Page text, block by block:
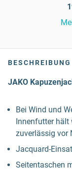
BESCHREIBUNG
JAKO
Bei Wind und
Innenfutter hält
zuverlässig vor
Jacquard-
Seitentaschen